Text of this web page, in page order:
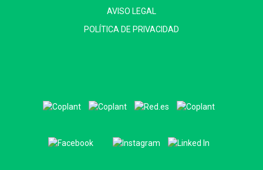
AVISO LEGAL
POLÍTICA DE PRIVACIDAD